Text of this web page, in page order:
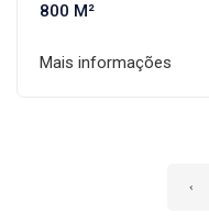
800 M²
Mais informações
‹